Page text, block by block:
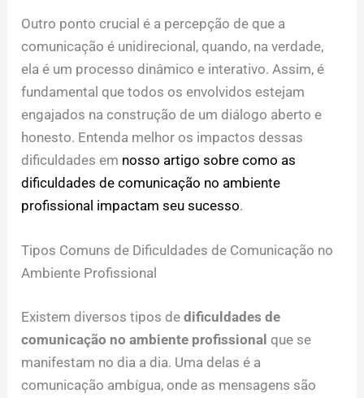
Outro ponto crucial é a percepção de que a
comunicação é unidirecional, quando, na verdade,
ela é um processo dinâmico e interativo. Assim, é
fundamental que todos os envolvidos estejam
engajados na construção de um diálogo aberto e
honesto. Entenda melhor os impactos dessas
dificuldades em nosso artigo sobre como as
dificuldades de comunicação no ambiente
profissional impactam seu sucesso.
Tipos Comuns de Dificuldades de Comunicação no
Ambiente Profissional
Existem diversos tipos dedificuldades de
comunicação no ambiente profissional que se
manifestam no dia a dia. Uma delas é a
comunicação ambígua, onde as mensagens são